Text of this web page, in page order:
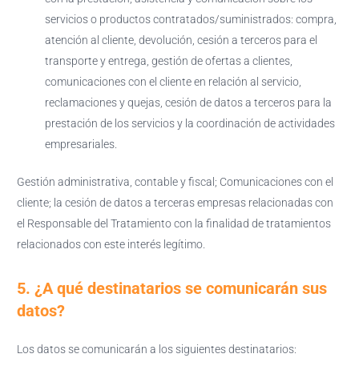
servicios o productos contratados/suministrados: compra,
atención al cliente, devolución, cesión a terceros para el
transporte y entrega, gestión de ofertas a clientes,
comunicaciones con el cliente en relación al servicio,
reclamaciones y quejas, cesión de datos a terceros para la
prestación de los servicios y la coordinación de actividades
empresariales.
Gestión administrativa, contable y fiscal; Comunicaciones con el
cliente; la cesión de datos a terceras empresas relacionadas con
el Responsable del Tratamiento con la finalidad de tratamientos
relacionados con este interés legítimo.
5. ¿A qué destinatarios se comunicarán sus
datos?
Los datos se comunicarán a los siguientes destinatarios: